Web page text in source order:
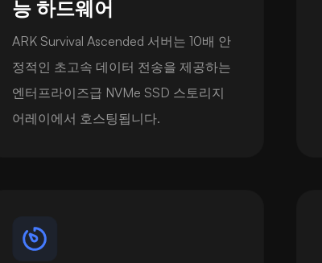
능 하드웨어
ARK Survival Ascended 서버는 10배 안
정적인 초고속 데이터 전송을 제공하는
엔터프라이즈급 NVMe SSD 스토리지
어레이에서 호스팅됩니다.